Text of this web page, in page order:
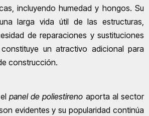
incluyendo humedad y hongos. Su
larga vida útil de las estructuras,
de reparaciones y sustituciones
un atractivo adicional para
construcción.
panel de poliestireno aporta al sector
evidentes y su popularidad continúa